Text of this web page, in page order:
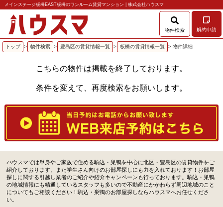
メインステージ板橋EAST板橋のワンルーム賃貸マンション | 株式会社ハウスマ
物件検索 解約申請
トップ > 物件検索 > 豊島区の賃貸情報一覧 > 板橋の賃貸情報一覧 > 物件詳細
こちらの物件は掲載を終了しております。
条件を変えて、再度検索をお願いします。
ハウスマでは単身やご家族で住める駒込・巣鴨を中心に北区・豊島区の賃貸物件をご
紹介しております。また学生さん向けのお部屋探しにも力を入れております！お部屋
探しに関する引越し業者のご紹介や紹介キャンペーンも行っております。駒込・巣鴨
の地域情報にも精通しているスタッフも多いので不動産にかかわらず周辺地域のこと
についてもご相談ください！駒込・巣鴨のお部屋探しならハウスマへお任せくださ
い。